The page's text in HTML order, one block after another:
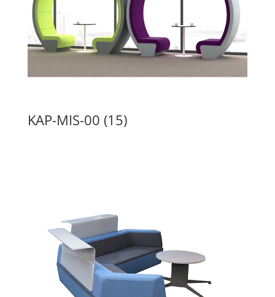
KAP-MIS-00 (15)